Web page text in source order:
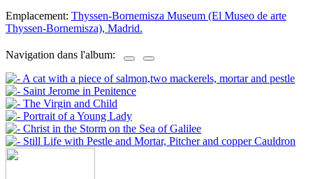
Emplacement: Thyssen-Bornemisza Museum (El Museo de arte
Thyssen-Bornemisza), Madrid.
Navigation dans l'album: